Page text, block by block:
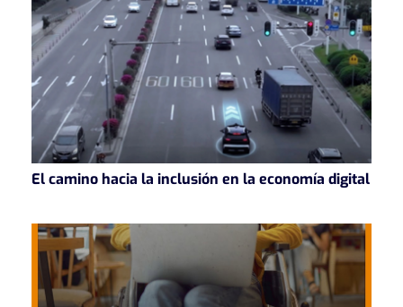
El camino hacia la inclusión en la economía digital